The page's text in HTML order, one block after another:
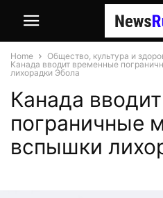
Home Общество, культура и
Канада вводит временные
лихорадки Эбола
Канада
пограничные
вспышки